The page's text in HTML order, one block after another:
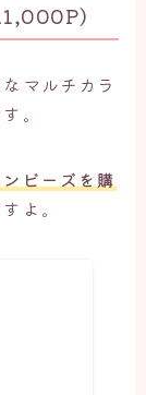
）
マルチカラ
。
ビーズを購
よ。